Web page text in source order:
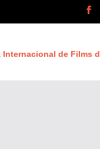
Internacional de Films